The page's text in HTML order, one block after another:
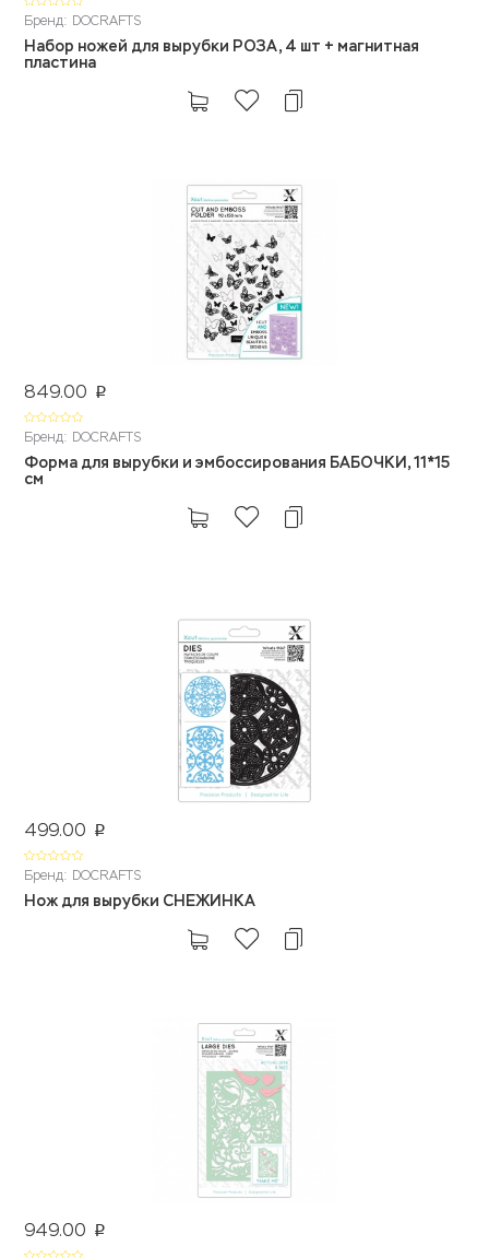
Бренд: DOCRAFTS
Набор ножей для вырубки РОЗА, 4 шт + магнитная
пластина
849.00 p
Бренд: DOCRAFTS
Форма для вырубки и эмбоссирования БАБОЧКИ, 11*15
см
499.00 p
Бренд: DOCRAFTS
Нож для вырубки СНЕЖИНКА
949.00 p